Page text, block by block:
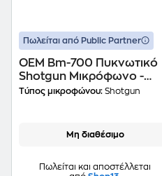
Πωλείται από Public Partner
OEM Bm-700 Πυκνωτικό
Shotgun Μικρόφωνο -
Λευκό
Τύπος μικροφώνου: Shotgun
Μη διαθέσιμο
Πωλείται και αποστέλλεται